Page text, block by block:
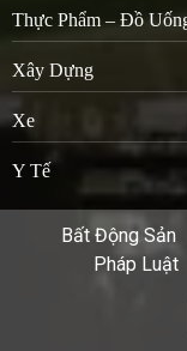
Thực Phẩm – Đồ
Xây Dựng
Xe
Y Tế
Bất Động Sản
Pháp Luật